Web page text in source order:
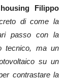
Filippo
di come la
passo con la
tecnico, ma un
su un
contrastare la